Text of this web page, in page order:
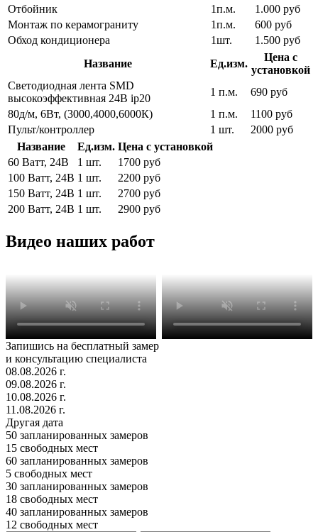
Отбойник
1п.м.
1.000 руб
Монтаж по керамограниту
1п.м.
600 руб
Обход кондиционера
1шт.
1.500 руб
Название
Ед.изм.
Цена с
установкой
Светодиодная лента SMD
высокоэффективная 24В ip20
1 п.м.
690 руб
80д/м, 6Вт, (3000,4000,6000К)
1 п.м.
1100 руб
Пульт/контроллер
1 шт.
2000 руб
Название
Ед.изм. Цена с установкой
60 Ватт, 24В
1 шт.
1700 руб
100 Ватт, 24В 1 шт.
2200 руб
150 Ватт, 24В 1 шт.
2700 руб
200 Ватт, 24В 1 шт. 2900 руб
Видео наших работ
Запишись на бесплатный замер
и консультацию специалиста
08.08.2026 г.
09.08.2026 г.
10.08.2026 г.
11.08.2026 г.
Другая дата
50 запланированных замеров
15 свободных мест
60 запланированных замеров
5 свободных мест
30 запланированных замеров
18 свободных мест
40 запланированных замеров
12 свободных мест